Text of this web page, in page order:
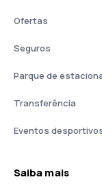
Ofertas
Seguros
Parque de
Transferência
Eventos
Saiba mais